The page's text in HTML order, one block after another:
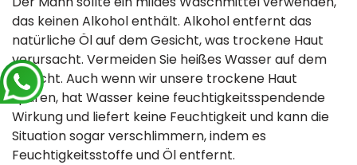
das keinen Alkohol enthält. Alkohol entfernt das
natürliche Öl auf dem Gesicht, was trockene Haut
verursacht. Vermeiden Sie heißes Wasser auf dem
Gesicht. Auch wenn wir unsere trockene Haut
spüren, hat Wasser keine feuchtigkeitsspendende
Wirkung und liefert keine Feuchtigkeit und kann die
Situation sogar verschlimmern, indem es
Feuchtigkeitsstoffe und Öl entfernt.